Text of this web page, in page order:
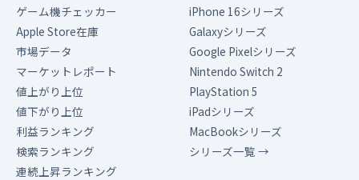
ゲーム機チェッカー
Apple Store在庫
市場データ
マーケットレポート
値上がり上位
値下がり上位
利益ランキング
検索ランキング
連続上昇ランキング
iPhone 16シリーズ
Galaxyシリーズ
Google Pixelシリーズ
Nintendo Switch 2
PlayStation 5
iPadシリーズ
MacBookシリーズ
シリーズ一覧 →